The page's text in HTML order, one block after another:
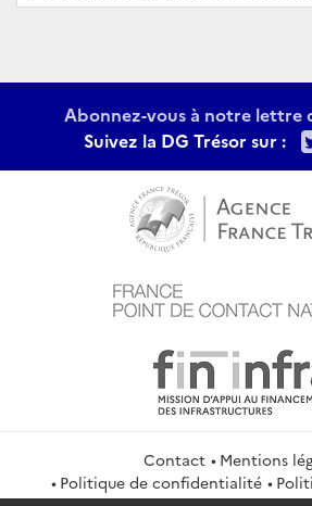
Abonnez-vous à notre
Suivez la DG Trésor sur :
Contact
Mentions
Politique de confidentialité